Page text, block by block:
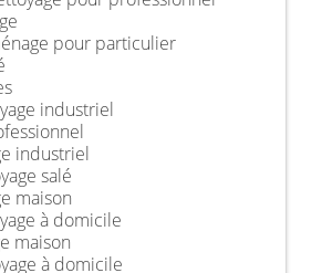
pour particulier
industriel
industriel
salé
maison
à domicile
maison
à domicile